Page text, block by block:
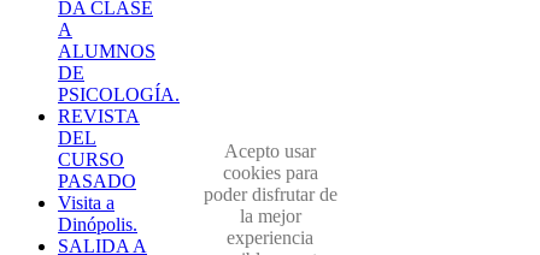
DA CLASE
A
ALUMNOS
DE
PSICOLOGÍA.
REVISTA
DEL
CURSO
PASADO
Visita a
Dinópolis.
SALIDA A
Acepto usar
cookies para
poder disfrutar de
la mejor
experiencia